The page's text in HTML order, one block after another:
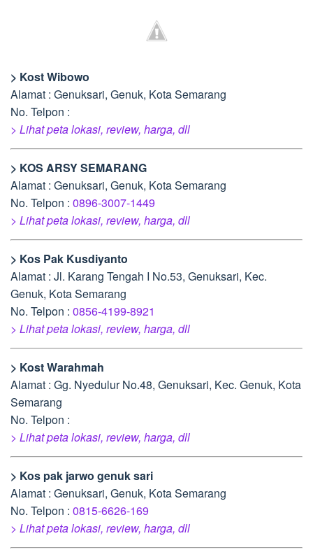
> Kost Wibowo
Alamat : Genuksari, Genuk, Kota Semarang
No. Telpon :
> Lihat peta lokasi, review, harga, dll
> KOS ARSY SEMARANG
Alamat : Genuksari, Genuk, Kota Semarang
No. Telpon : 0896-3007-1449
> Lihat peta lokasi, review, harga, dll
> Kos Pak Kusdiyanto
Alamat : Jl. Karang Tengah I No.53, Genuksari, Kec.
Genuk, Kota Semarang
No. Telpon : 0856-4199-8921
> Lihat peta lokasi, review, harga, dll
> Kost Warahmah
Alamat : Gg. Nyedulur No.48, Genuksari, Kec. Genuk, Kota
Semarang
No. Telpon :
> Lihat peta lokasi, review, harga, dll
> Kos pak jarwo genuk sari
Alamat : Genuksari, Genuk, Kota Semarang
No. Telpon : 0815-6626-169
> Lihat peta lokasi, review, harga, dll